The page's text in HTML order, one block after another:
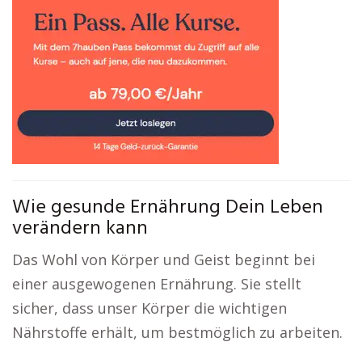
Wie gesunde Ernährung Dein Leben
verändern kann
Das Wohl von Körper und Geist beginnt bei
einer ausgewogenen Ernährung. Sie stellt
sicher, dass unser Körper die wichtigen
Nährstoffe erhält, um bestmöglich zu arbeiten.